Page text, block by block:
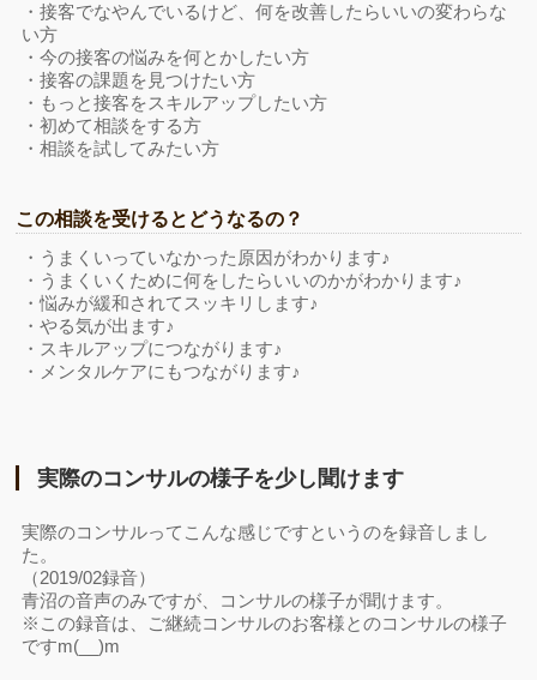
・接客でなやんでいるけど、何を改善したらいいの変わらな
い方
・今の接客の悩みを何とかしたい方
・接客の課題を見つけたい方
・もっと接客をスキルアップしたい方
・初めて相談をする方
・相談を試してみたい方
この相談を受けるとどうなるの？
・うまくいっていなかった原因がわかります♪
・うまくいくために何をしたらいいのかがわかります♪
・悩みが緩和されてスッキリします♪
・やる気が出ます♪
・スキルアップにつながります♪
・メンタルケアにもつながります♪
実際のコンサルの様子を少し聞けます
実際のコンサルってこんな感じですというのを録音しまし
た。
（2019/02録音）
青沼の音声のみですが、コンサルの様子が聞けます。
※この録音は、ご継続コンサルのお客様とのコンサルの様子
ですm(__)m